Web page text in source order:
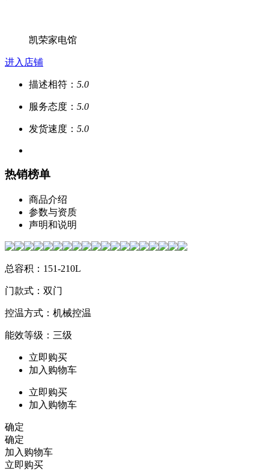
凯荣家电馆
进入店铺
描述相符： 5.0
服务态度： 5.0
发货速度： 5.0
热销榜单
商品介绍
参数与资质
声明和说明
总容积：151-210L
门款式：双门
控温方式：机械控温
能效等级：三级
立即购买
加入购物车
立即购买
加入购物车
确定
确定
加入购物车
立即购买